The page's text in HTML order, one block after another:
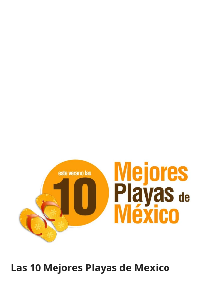
Las 10 Mejores Playas de Mexico